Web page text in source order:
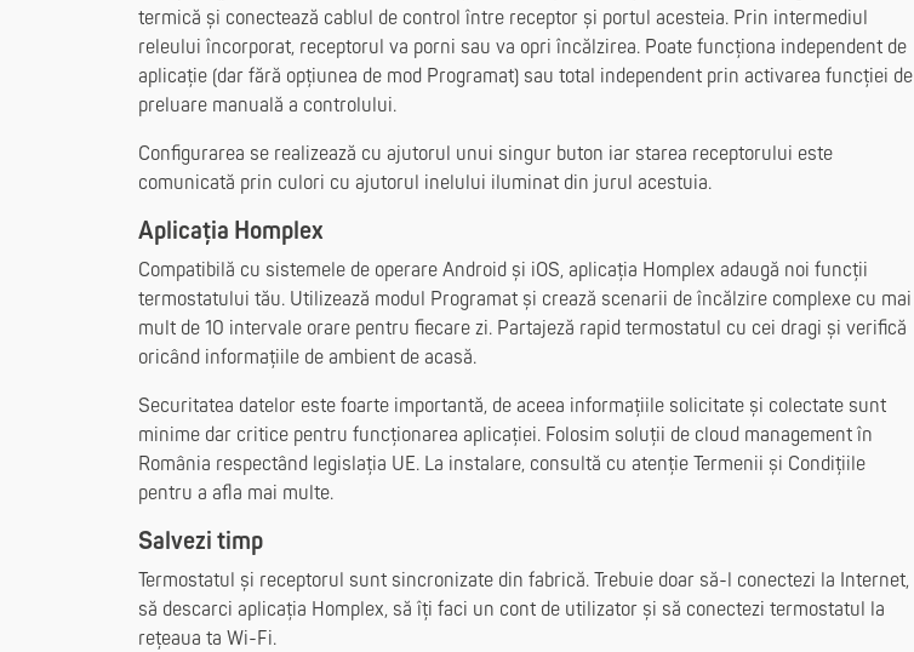
termică și conectează cablul de control între receptor și portul acesteia. Prin intermediul
releului încorporat, receptorul va porni sau va opri încălzirea. Poate funcționa independent de
aplicație (dar fără opțiunea de mod Programat) sau total independent prin activarea funcției de
preluare manuală a controlului.
Configurarea se realizează cu ajutorul unui singur buton iar starea receptorului este
comunicată prin culori cu ajutorul inelului iluminat din jurul acestuia.
Aplicația Homplex
Compatibilă cu sistemele de operare Android și iOS, aplicația Homplex adaugă noi funcții
termostatului tău. Utilizează modul Programat și crează scenarii de încălzire complexe cu mai
mult de 10 intervale orare pentru fiecare zi. Partajeză rapid termostatul cu cei dragi și verifică
oricând informațiile de ambient de acasă.
Securitatea datelor este foarte importantă, de aceea informațiile solicitate și colectate sunt
minime dar critice pentru funcționarea aplicației. Folosim soluții de cloud management în
România respectând legislația UE. La instalare, consultă cu atenție Termenii și Condițiile
pentru a afla mai multe.
Salvezi timp
Termostatul și receptorul sunt sincronizate din fabrică. Trebuie doar să-l conectezi la Internet,
să descarci aplicația Homplex, să îți faci un cont de utilizator și să conectezi termostatul la
rețeaua ta Wi-Fi.